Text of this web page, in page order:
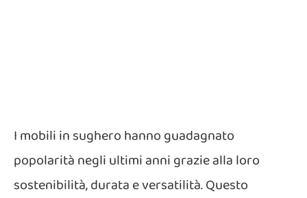
I mobili in sughero hanno guadagnato
popolarità negli ultimi anni grazie alla loro
sostenibilità, durata e versatilità. Questo